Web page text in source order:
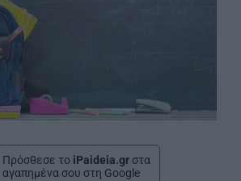
Πρόσθεσε το iPaideia.gr στα
αγαπημένα σου στη Google